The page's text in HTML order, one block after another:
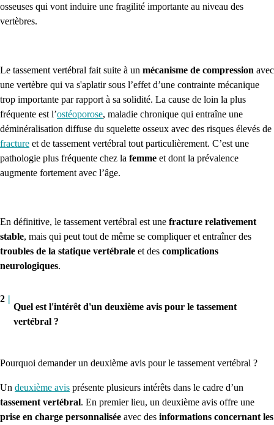
osseuses qui vont induire une fragilité importante au niveau des
vertèbres.
Le tassement vertébral fait suite à un mécanisme de compression avec
une vertèbre qui va s'aplatir sous l’effet d’une contrainte mécanique
trop importante par rapport à sa solidité. La cause de loin la plus
fréquente est l’ostéoporose, maladie chronique qui entraîne une
déminéralisation diffuse du squelette osseux avec des risques élevés de
fracture et de tassement vertébral tout particulièrement. C’est une
pathologie plus fréquente chez la femme et dont la prévalence
augmente fortement avec l’âge.
En définitive, le tassement vertébral est une fracture relativement
stable, mais qui peut tout de même se compliquer et entraîner des
troubles de la statique vertébrale et des complications
neurologiques.
2 |
Quel est l'intérêt d'un deuxième avis pour le tassement
vertébral ?
Pourquoi demander un deuxième avis pour le tassement vertébral ?
Un deuxième avis présente plusieurs intérêts dans le cadre d’un
tassement vertébral. En premier lieu, un deuxième avis offre une
prise en charge personnalisée avec des informations concernant les